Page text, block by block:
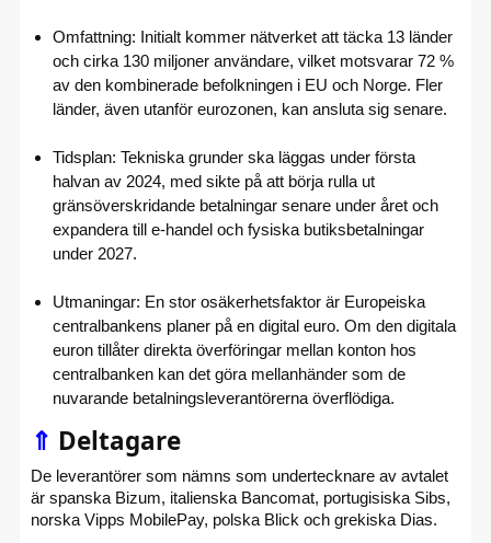
Omfattning: Initialt kommer nätverket att täcka 13 länder
och cirka 130 miljoner användare, vilket motsvarar 72 %
av den kombinerade befolkningen i EU och Norge. Fler
länder, även utanför eurozonen, kan ansluta sig senare.
Tidsplan: Tekniska grunder ska läggas under första
halvan av 2024, med sikte på att börja rulla ut
gränsöverskridande betalningar senare under året och
expandera till e-handel och fysiska butiksbetalningar
under 2027.
Utmaningar: En stor osäkerhetsfaktor är Europeiska
centralbankens planer på en digital euro. Om den digitala
euron tillåter direkta överföringar mellan konton hos
centralbanken kan det göra mellanhänder som de
nuvarande betalningsleverantörerna överflödiga.
⇑ Deltagare
De leverantörer som nämns som undertecknare av avtalet
är spanska Bizum, italienska Bancomat, portugisiska Sibs,
norska Vipps MobilePay, polska Blick och grekiska Dias.